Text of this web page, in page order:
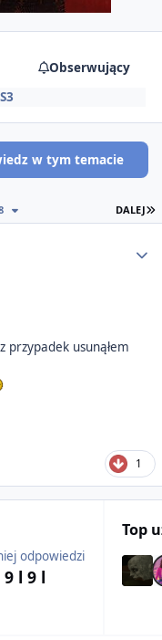
Obserwujący
w tym temacie
DALEJ
przypadek usunąłem
1
odpowiedzi
9 l 9 l
Top